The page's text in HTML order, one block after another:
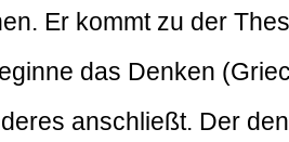
Er kommt zu der
das Denken
anschließt. Der